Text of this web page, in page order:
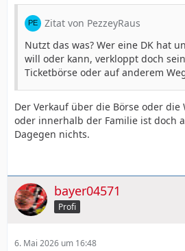
Zitat von PezzeyRaus
Nutzt das was? Wer eine DK hat
will oder kann, verkloppt doch
Ticketbörse oder auf anderem
Der Verkauf über die Börse oder die
oder innerhalb der Familie ist doch
Dagegen nichts.
bayer04571
Profi
6. Mai 2026 um 16:48